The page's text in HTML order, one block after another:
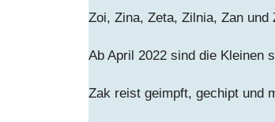
Zoi, Zina, Zeta, Zilnia, Zan und
Ab April 2022 sind die Kleinen
Zak reist geimpft, gechipt und